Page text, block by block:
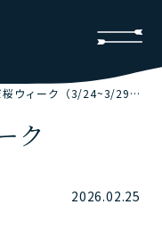
ウィーク（3/24~3/29）
ク
2026.02.25